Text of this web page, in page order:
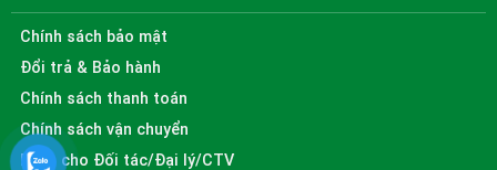
Chính sách bảo mật
Đổi trả & Bảo hành
Chính sách thanh toán
Chính sách vận chuyển
Dành cho Đối tác/Đại lý/CTV